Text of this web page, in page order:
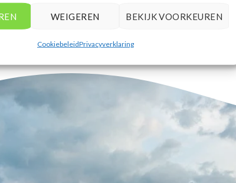
WEIGEREN BEKIJK VOORKEUREN
CookiebeleidPrivacyverklaring